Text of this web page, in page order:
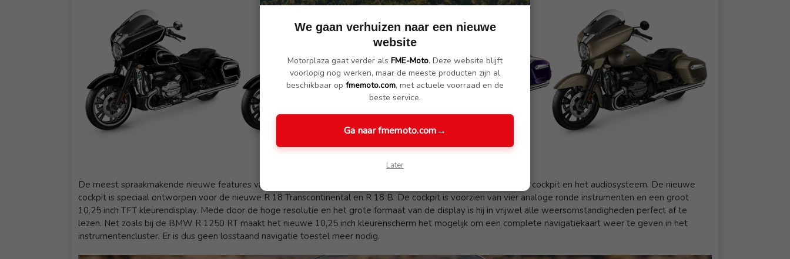
De meest spraakmakende nieuwe features van de nieuwe R 18 Transcontinental en R 18 B zijn zonder twijfel de cockpit en het audiosysteem. De nieuwe
cockpit is speciaal ontworpen voor de nieuwe R 18 Transcontinental en R 18 B. De cockpit is voorzien van vier analoge ronde instrumenten en een groot
10,25 inch TFT kleurendisplay. Mede door de hoge resolutie en het grote formaat van de display is hij in vrijwel alle weersomstandigheden perfect af te
lezen. Net zoals bij de BMW R 1250 RT maakt het nieuwe 10,25 inch kleurenscherm het mogelijk om een complete navigatiekaart weer te geven in het
instrumentencluster. Er is dus geen losstaand navigatie toestel meer nodig.
We gaan verhuizen naar een nieuwe
website
Motorplaza gaat verder als FME-Moto. Deze website blijft
voorlopig nog werken, maar de meeste producten zijn al
beschikbaar op fmemoto.com, met actuele voorraad en de
beste service.
Ga naar fmemoto.com→
Later